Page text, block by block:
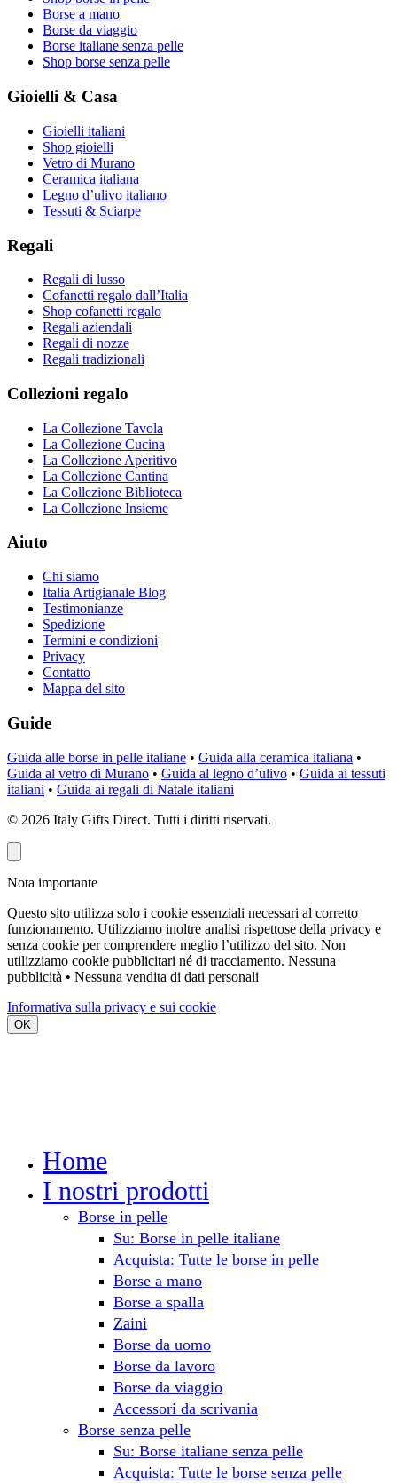
Borse a mano
Borse da viaggio
Borse italiane senza pelle
Shop borse senza pelle
Gioielli & Casa
Gioielli italiani
Shop gioielli
Vetro di Murano
Ceramica italiana
Legno d’ulivo italiano
Tessuti & Sciarpe
Regali
Regali di lusso
Cofanetti regalo dall’Italia
Shop cofanetti regalo
Regali aziendali
Regali di nozze
Regali tradizionali
Collezioni regalo
La Collezione Tavola
La Collezione Cucina
La Collezione Aperitivo
La Collezione Cantina
La Collezione Biblioteca
La Collezione Insieme
Aiuto
Chi siamo
Italia Artigianale Blog
Testimonianze
Spedizione
Termini e condizioni
Privacy
Contatto
Mappa del sito
Guide
Guida alle borse in pelle italiane • Guida alla ceramica italiana •
Guida al vetro di Murano • Guida al legno d’ulivo • Guida ai tessuti
italiani • Guida ai regali di Natale italiani
© 2026 Italy Gifts Direct. Tutti i diritti riservati.
Nota importante
Questo sito utilizza solo i cookie essenziali necessari al corretto
funzionamento. Utilizziamo inoltre analisi rispettose della privacy e
senza cookie per comprendere meglio l’utilizzo del sito. Non
utilizziamo cookie pubblicitari né di tracciamento. Nessuna
pubblicità • Nessuna vendita di dati personali
Informativa sulla privacy e sui cookie
OK
Home
I nostri prodotti
Borse in pelle
Su: Borse in pelle italiane
Acquista: Tutte le borse in pelle
Borse a mano
Borse a spalla
Zaini
Borse da uomo
Borse da lavoro
Borse da viaggio
Accessori da scrivania
Borse senza pelle
Su: Borse italiane senza pelle
Acquista: Tutte le borse senza pelle